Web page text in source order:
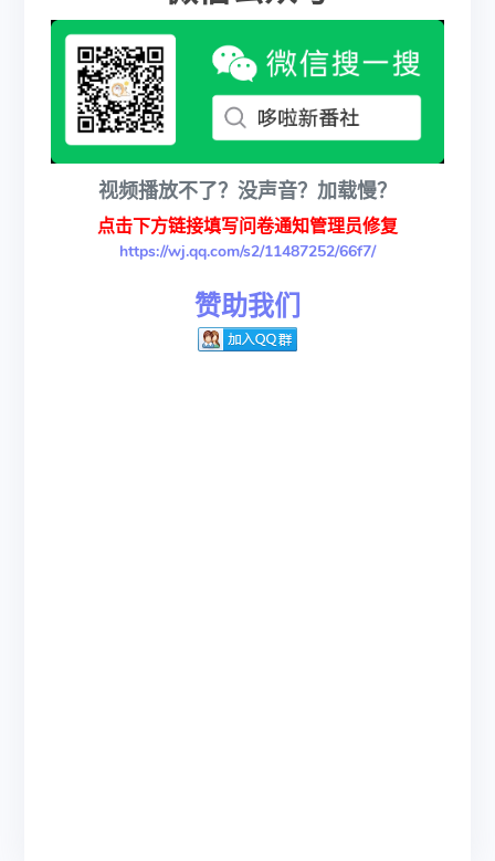
视频播放不了？没声音？加载慢？
点击下方链接填写问卷通知管理员修复
https://wj.qq.com/s2/11487252/66f7/
赞助我们